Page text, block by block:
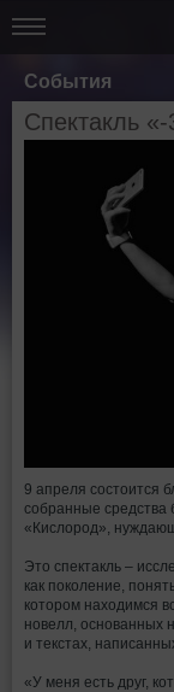
События
Спектакль «-
9 апреля состоится
собранные
«Кислород»,
Это спектакль –
как поколение,
котором находимся
новелл, основанных
и текстах,
«У меня есть друг,